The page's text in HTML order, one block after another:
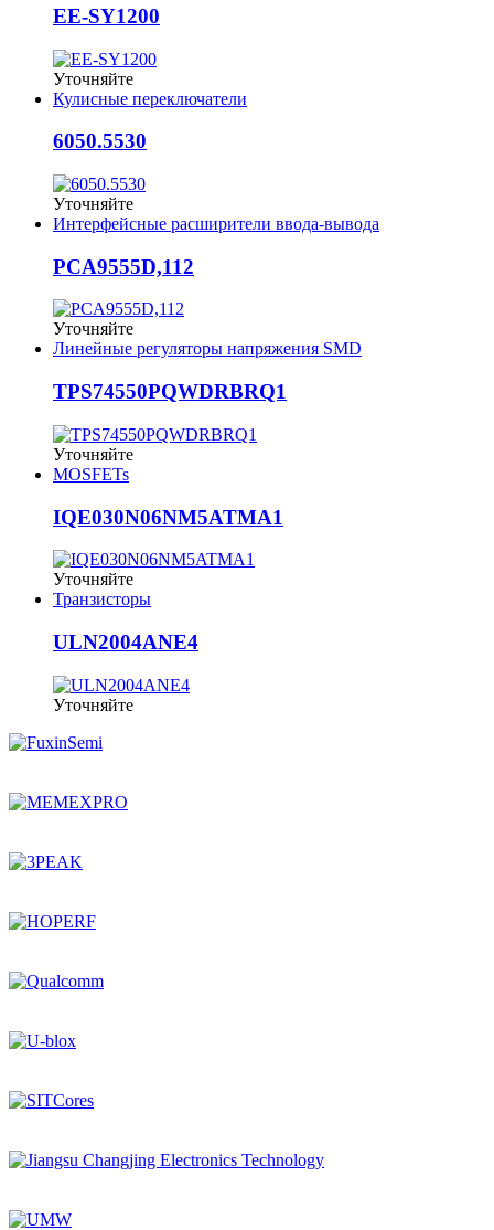
EE-SY1200
Уточняйте
Кулисные переключатели
6050.5530
Уточняйте
Интерфейсные расширители ввода-вывода
PCA9555D,112
Уточняйте
Линейные регуляторы напряжения SMD
TPS74550PQWDRBRQ1
Уточняйте
MOSFETs
IQE030N06NM5ATMA1
Уточняйте
Транзисторы
ULN2004ANE4
Уточняйте